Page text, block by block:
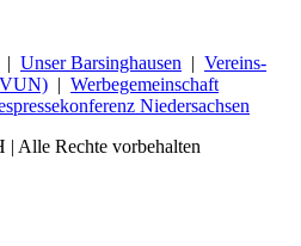
| Unser Barsinghausen | Vereins-
| Werbegemeinschaft
Niedersachsen
Alle Rechte vorbehalten